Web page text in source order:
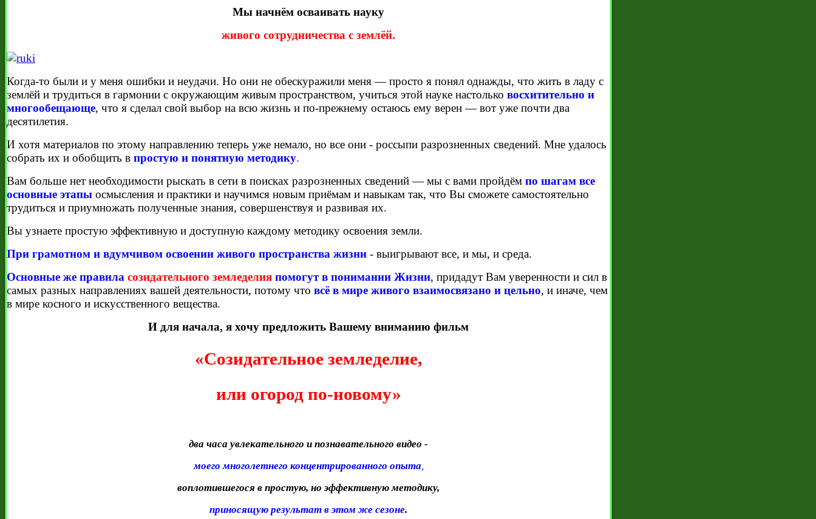
Мы начнём осваивать науку
живого сотрудничества с землёй.
Когда-то были и у меня ошибки и неудачи. Но они не обескуражили меня — просто я понял однажды, что жить в ладу с
землёй и трудиться в гармонии с окружающим живым пространством, учиться этой науке настолько восхитительно и
многообещающе, что я сделал свой выбор на всю жизнь и по-прежнему остаюсь ему верен — вот уже почти два
десятилетия.
И хотя материалов по этому направлению теперь уже немало, но все они - россыпи разрозненных сведений. Мне удалось
собрать их и обобщить в простую и понятную методику.
Вам больше нет необходимости рыскать в сети в поисках разрозненных сведений — мы с вами пройдём по шагам все
основные этапы осмысления и практики и научимся новым приёмам и навыкам так, что Вы сможете самостоятельно
трудиться и приумножать полученные знания, совершенствуя и развивая их.
Вы узнаете простую эффективную и доступную каждому методику освоения земли.
При грамотном и вдумчивом освоении живого пространства жизни - выигрывают все, и мы, и среда.
Основные же правила созидательного земледелия помогут в понимании Жизни, придадут Вам уверенности и сил в
самых разных направлениях вашей деятельности, потому что всё в мире живого взаимосвязано и цельно, и иначе, чем
в мире косного и искусственного вещества.
И для начала, я хочу предложить Вашему вниманию фильм
«Созидательное земледелие,
или огород по-новому»
два часа увлекательного и познавательного видео -
моего многолетнего концентрированного опыта,
воплотившегося в простую, но эффективную методику,
приносящую результат в этом же сезоне.